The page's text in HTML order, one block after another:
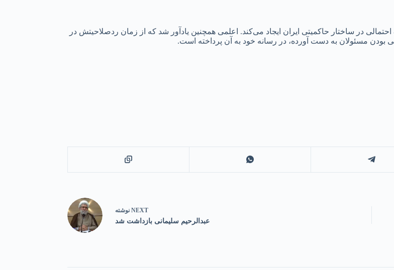
احتمالی در ساختار حاکمیتی ایران ایجاد می‌کند. اعلمی همچنین یادآور شد که از زمان ردصلاحیتش در
NEXT نوشته
عبد‌الرحیم سلیمانی بازداشت شد